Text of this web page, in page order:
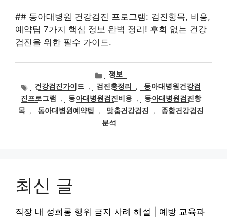
## 동아대병원 건강검진 프로그램: 검진항목, 비용,
예약팁 7가지 핵심 정보 완벽 정리! 후회 없는 건강
검진을 위한 필수 가이드.
카
테
고
리
정보
태
그
건강검진가이드 , 검진총정리 ,
동아대병원건강검
진프로그램
, 동아대병원검진비용 ,
동아대병원검진항
목 , 동아대병원예약팁 , 맞춤건강검진 ,
종합건강검진
분석
최신 글
직장 내 성희롱 행위 금지 사례 해설 | 예방 교육과